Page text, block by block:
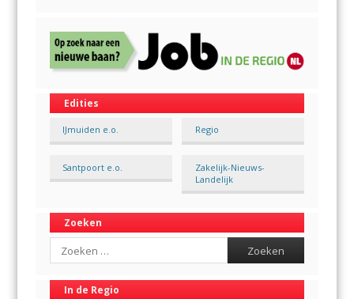
Edities
IJmuiden e.o. Regio
Santpoort e.o.
Zakelijk-Nieuws-
Landelijk
Zoeken
Search
In de Regio